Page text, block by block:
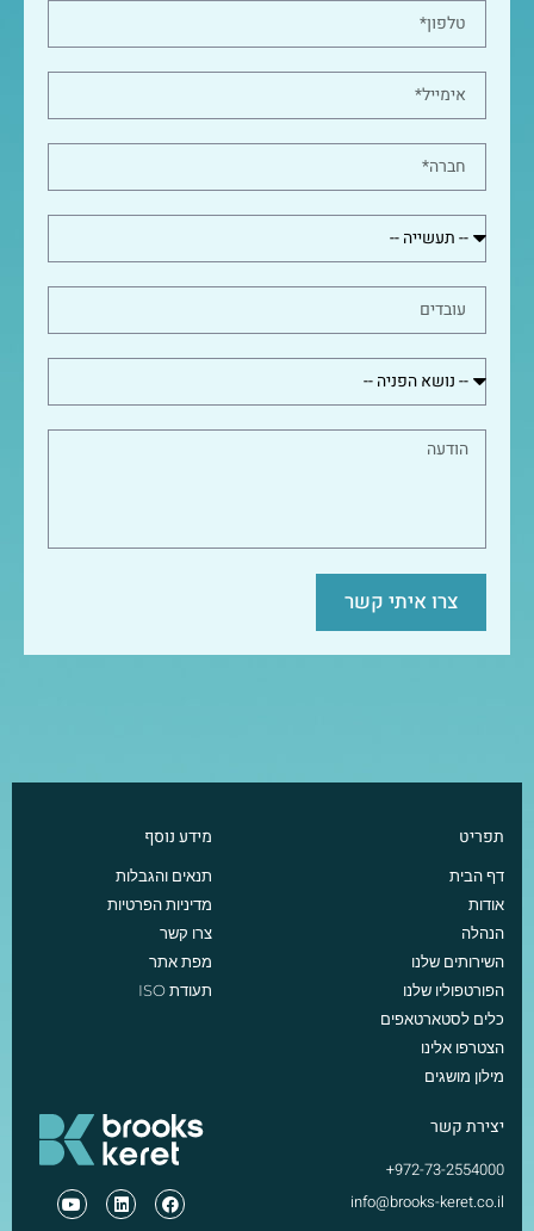
צרו איתי קשר
תפריט
דף הבית
אודות
הנהלה
השירותים שלנו
הפורטפוליו שלנו
כלים לסטארטאפים
הצטרפו אלינו
מילון מושגים
מידע נוסף
תנאים והגבלות
מדיניות הפרטיות
צרו קשר
מפת אתר
תעודת ISO
יצירת קשר
972-73-2554000+
info@brooks-keret.co.il